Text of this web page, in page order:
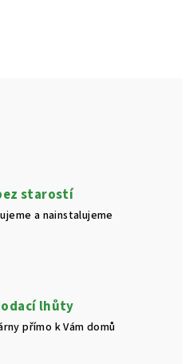
starostí
a nainstalujeme
lhůty
přímo k Vám domů